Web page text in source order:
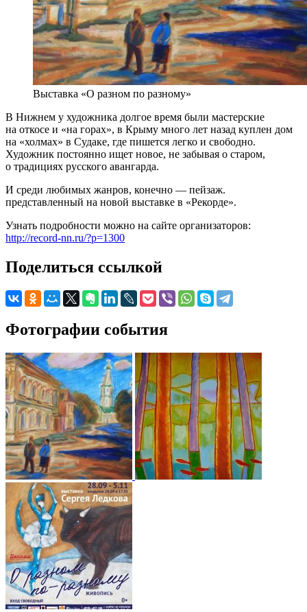
Выставка «О разном по разному»
В Нижнем у художника долгое время были мастерские
на откосе и «на горах», в Крыму много лет назад куплен дом
на «холмах» в Судаке, где пишется легко и свободно.
Художник постоянно ищет новое, не забывая о старом,
о традициях русского авангарда.
И среди любимых жанров, конечно — пейзаж.
представленный на новой выставке в «Рекорде».
Узнать подробности можно на сайте организаторов:
http://record-nn.ru/?p=1300
Поделиться ссылкой
Фотографии события